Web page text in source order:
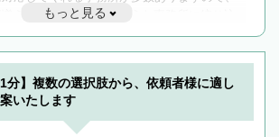
えそうな場合はそのような事務所に絞り込
ょう。
19時以降TEL可の条件
を加えて再検索
もっと見る
1分】複数の選択肢から、依頼者様に適し
いたします